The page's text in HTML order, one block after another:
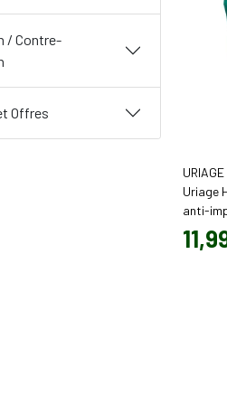
URIAGE
Uriage
anti-
11,
/ Contre-
Offres